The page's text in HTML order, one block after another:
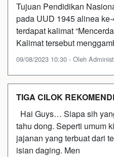
Tujuan Pendidikan
pada UUD 1945 alinea
terdapat kalimat
Kalimat tersebut
09/08/2023 10:30 - Oleh
TIGA CILOK
Hai Guys… Siapa sih
tahu dong. Seperti umum
jajanan yang terbuat dari
isian daging. Men